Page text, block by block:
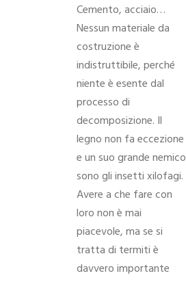
Cemento, acciaio…
Nessun materiale da
costruzione è
indistruttibile, perché
niente è esente dal
processo di
decomposizione. Il
legno non fa eccezione
e un suo grande nemico
sono gli insetti xilofagi.
Avere a che fare con
loro non è mai
piacevole, ma se si
tratta di termiti è
davvero importante